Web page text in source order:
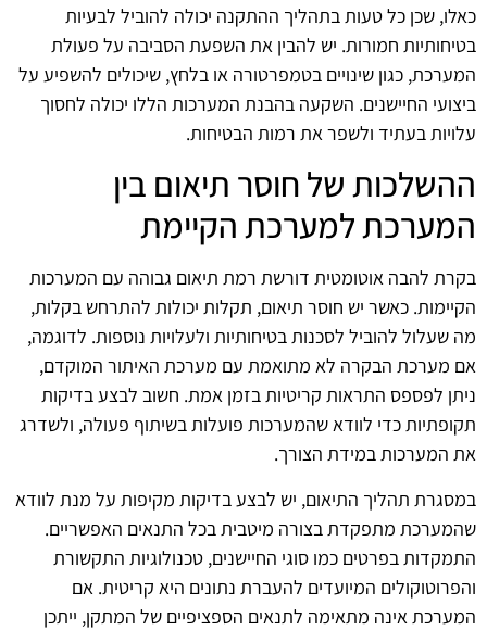
כאלו, שכן כל טעות בתהליך ההתקנה יכולה להוביל לבעיות
בטיחותיות חמורות. יש להבין את השפעת הסביבה על פעולת
המערכת, כגון שינויים בטמפרטורה או בלחץ, שיכולים להשפיע על
ביצועי החיישנים. השקעה בהבנת המערכות הללו יכולה לחסוך
עלויות בעתיד ולשפר את רמות הבטיחות.
ההשלכות של חוסר תיאום בין
המערכת למערכת הקיימת
בקרת להבה אוטומטית דורשת רמת תיאום גבוהה עם המערכות
הקיימות. כאשר יש חוסר תיאום, תקלות יכולות להתרחש בקלות,
מה שעלול להוביל לסכנות בטיחותיות ולעלויות נוספות. לדוגמה,
אם מערכת הבקרה לא מתואמת עם מערכת האיתור המוקדם,
ניתן לפספס התראות קריטיות בזמן אמת. חשוב לבצע בדיקות
תקופתיות כדי לוודא שהמערכות פועלות בשיתוף פעולה, ולשדרג
את המערכות במידת הצורך.
במסגרת תהליך התיאום, יש לבצע בדיקות מקיפות על מנת לוודא
שהמערכת מתפקדת בצורה מיטבית בכל התנאים האפשריים.
התמקדות בפרטים כמו סוגי החיישנים, טכנולוגיות התקשורת
והפרוטוקולים המיועדים להעברת נתונים היא קריטית. אם
המערכת אינה מתאימה לתנאים הספציפיים של המתקן, ייתכן